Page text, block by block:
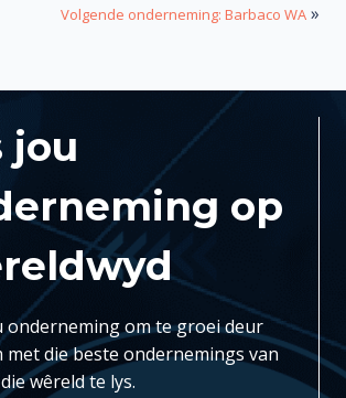
Volgende onderneming: Barbaco WA »
jou
op
onderneming om te groei deur
met die beste ondernemings van
wêreld te lys.